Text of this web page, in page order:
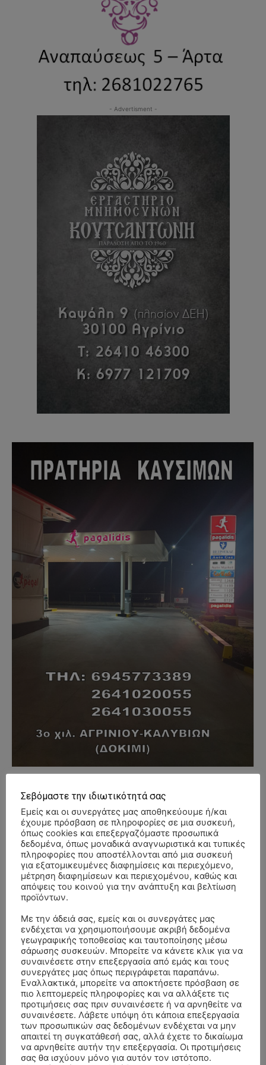
- Advertisment -
ΣΥΛΛΥΠΗΤΗΡΙΑ ΜΗΝΥΜΑΤΑ
Αλέξανδρος Σέρβος επίΚΗΔΕΙΑ – ΣΑΒΒΑΤΟ 25/7/2026 –
ΧΑΡΑΛΑΜΠΟΣ ΚΑΥΚΙΑΣ ΕΤΩΝ 57
ΧΡΙΣΤΙΝΑεπίΚΗΔΕΙΑ – ΤΡΙΤΗ 4/8/2026 – ΧΡΗΣΤΟΣ Α. ΠΑΛΙΟΥΡΑΣ
Σεβόμαστε την ιδιωτικότητά σας
Εμείς και οι συνεργάτες μας αποθηκεύουμε ή/και
έχουμε πρόσβαση σε πληροφορίες σε μια συσκευή,
όπως cookies και επεξεργαζόμαστε προσωπικά
δεδομένα, όπως μοναδικά αναγνωριστικά και τυπικές
πληροφορίες που αποστέλλονται από μια συσκευή
για εξατομικευμένες διαφημίσεις και περιεχόμενο,
μέτρηση διαφημίσεων και περιεχομένου, καθώς και
απόψεις του κοινού για την ανάπτυξη και βελτίωση
προϊόντων.
Με την άδειά σας, εμείς και οι συνεργάτες μας
ενδέχεται να χρησιμοποιήσουμε ακριβή δεδομένα
γεωγραφικής τοποθεσίας και ταυτοποίησης μέσω
σάρωσης συσκευών. Μπορείτε να κάνετε κλικ για να
συναινέσετε στην επεξεργασία από εμάς και τους
συνεργάτες μας όπως περιγράφεται παραπάνω.
Εναλλακτικά, μπορείτε να αποκτήσετε πρόσβαση σε
πιο λεπτομερείς πληροφορίες και να αλλάξετε τις
προτιμήσεις σας πριν συναινέσετε ή να αρνηθείτε να
συναινέσετε. Λάβετε υπόψη ότι κάποια επεξεργασία
των προσωπικών σας δεδομένων ενδέχεται να μην
απαιτεί τη συγκατάθεσή σας, αλλά έχετε το δικαίωμα
να αρνηθείτε αυτήν την επεξεργασία. Οι προτιμήσεις
σας θα ισχύουν μόνο για αυτόν τον ιστότοπο.